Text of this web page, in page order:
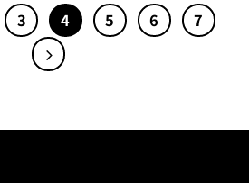
3 4 5 6 7